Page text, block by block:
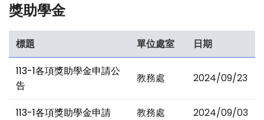
結
獎助學金
標題 單位處室
日期
113-1各項獎助學金申請公
告
教務處 2024/09/23
113-1各項獎助學金申請 教務處
2024/09/03